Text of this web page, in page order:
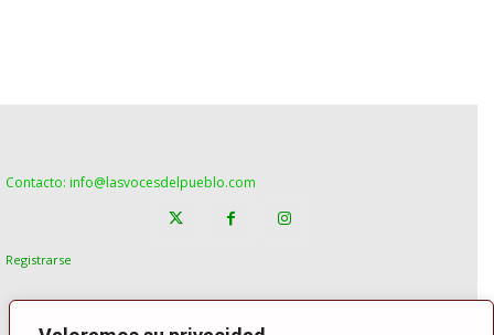
Contacto: info@lasvocesdelpueblo.com
Registrarse